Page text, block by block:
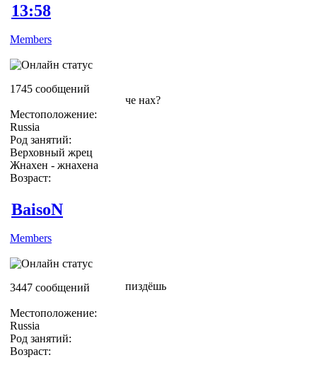
13:58
Members
1745 сообщений
Местоположение:
Russia
Род занятий:
Верховный жрец
Жнахен - жнахена
Возраст:
че нах?
BaisoN
Members
3447 сообщений
Местоположение:
Russia
Род занятий:
Возраст:
пиздёшь